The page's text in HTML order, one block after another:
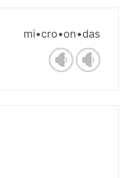
mi•cro•on•das